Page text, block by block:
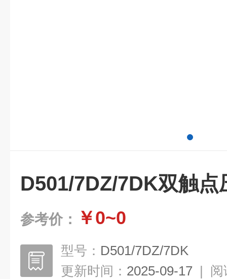
D501/7DZ/7DK双触点
参考价： ￥0~0
型号： D501/7DZ/7DK
更新时间： 2025-09-17 | 阅